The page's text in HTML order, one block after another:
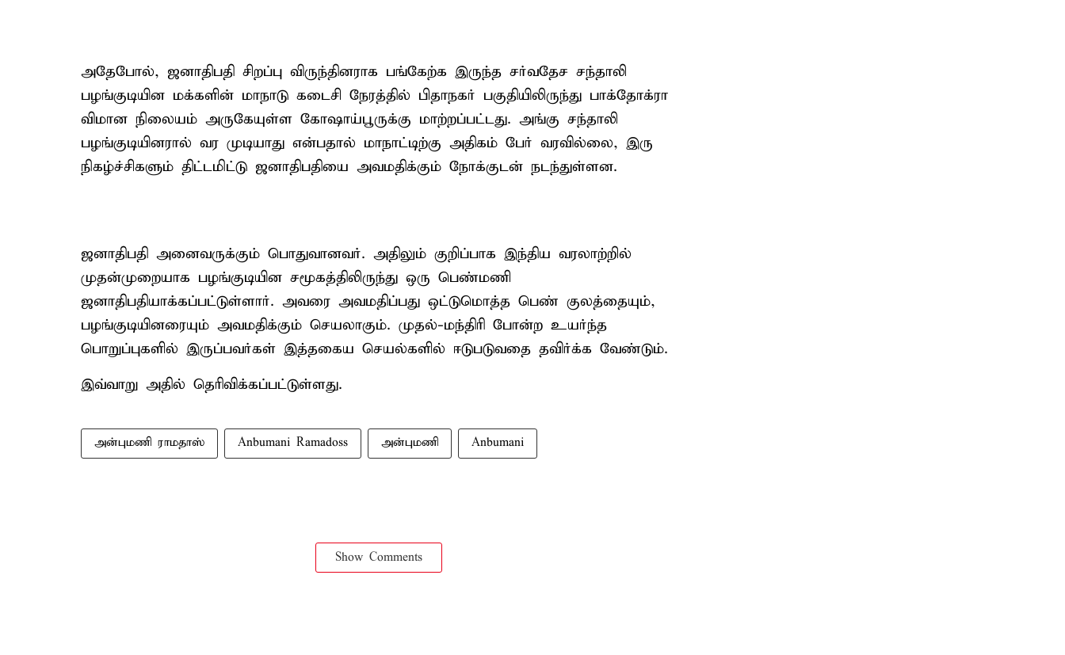
அதேபோல், ஜனாதிபதி சிறப்பு விருந்தினராக பங்கேற்க இருந்த சர்வதேச சந்தாலி
பழங்குடியின மக்களின் மாநாடு கடைசி நேரத்தில் பிதாநகர் பகுதியிலிருந்து பாக்தோக்ரா
விமான நிலையம் அருகேயுள்ள கோஷாய்பூருக்கு மாற்றப்பட்டது. அங்கு சந்தாலி
பழங்குடியினரால் வர முடியாது என்பதால் மாநாட்டிற்கு அதிகம் பேர் வரவில்லை, இரு
நிகழ்ச்சிகளும் திட்டமிட்டு ஜனாதிபதியை அவமதிக்கும் நோக்குடன் நடந்துள்ளன.
ஜனாதிபதி அனைவருக்கும் பொதுவானவர். அதிலும் குறிப்பாக இந்திய வரலாற்றில்
முதன்முறையாக பழங்குடியின சமூகத்திலிருந்து ஒரு பெண்மணி
ஜனாதிபதியாக்கப்பட்டுள்ளார். அவரை அவமதிப்பது ஒட்டுமொத்த பெண் குலத்தையும்,
பழங்குடியினரையும் அவமதிக்கும் செயலாகும். முதல்-மந்திரி போன்ற உயர்ந்த
பொறுப்புகளில் இருப்பவர்கள் இத்தகைய செயல்களில் ஈடுபடுவதை தவிர்க்க வேண்டும்.
இவ்வாறு அதில் தெரிவிக்கப்பட்டுள்ளது.
அன்புமணி ராமதாஸ் Anbumani Ramadoss அன்புமணி Anbumani
Show Comments